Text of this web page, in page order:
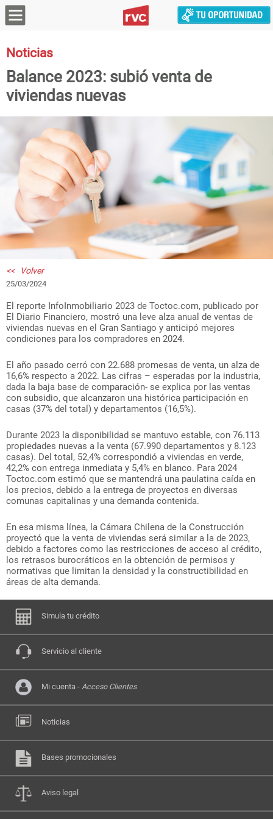
Noticias
Balance 2023: subió venta de
viviendas nuevas
<< Volver
25/03/2024
El reporte InfoInmobiliario 2023 de Toctoc.com, publicado por
El Diario Financiero, mostró una leve alza anual de ventas de
viviendas nuevas en el Gran Santiago y anticipó mejores
condiciones para los compradores en 2024.
El año pasado cerró con 22.688 promesas de venta, un alza de
16,6% respecto a 2022. Las cifras – esperadas por la industria,
dada la baja base de comparación- se explica por las ventas
con subsidio, que alcanzaron una histórica participación en
casas (37% del total) y departamentos (16,5%).
Durante 2023 la disponibilidad se mantuvo estable, con 76.113
propiedades nuevas a la venta (67.990 departamentos y 8.123
casas). Del total, 52,4% correspondió a viviendas en verde,
42,2% con entrega inmediata y 5,4% en blanco. Para 2024
Toctoc.com estimó que se mantendrá una paulatina caída en
los precios, debido a la entrega de proyectos en diversas
comunas capitalinas y una demanda contenida.
En esa misma línea, la Cámara Chilena de la Construcción
proyectó que la venta de viviendas será similar a la de 2023,
debido a factores como las restricciones de acceso al crédito,
los retrasos burocráticos en la obtención de permisos y
normativas que limitan la densidad y la constructibilidad en
áreas de alta demanda.
Simula tu crédito
Servicio al cliente
Mi cuenta - Acceso Clientes
Noticias
Bases promocionales
Aviso legal